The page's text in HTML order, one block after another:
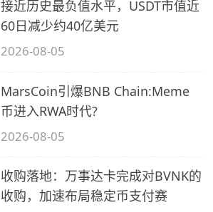
接近历史最负值水平，USDT市值近
60日减少约40亿美元
2026-08-05
MarsCoin引爆BNB Chain:Meme
币进入RWA时代?
2026-08-05
收购落地：万事达卡完成对BVNK的
收购，加速布局稳定币支付赛